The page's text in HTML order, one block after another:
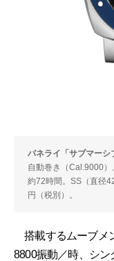
パネライ「サブマーシ
自動巻き（Cal.9000
約72時間。SS（直径
円（税別）。
搭載するムーブメ
8800振動／時、シ